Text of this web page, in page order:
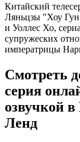
Китайский
Ляньцзы "Хоу
и Уоллес Хо,
супружеских
императрицы
Смотреть
серия
озвучкой
Ленд